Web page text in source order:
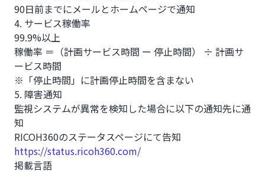
90日前までにメールとホームページで通知
4. サービス稼働率
99.9%以上
稼働率 ＝（計画サービス時間 ー 停止時間） ÷ 計画サ
ービス時間
※「停止時間」に計画停止時間を含まない
5. 障害通知
監視システムが異常を検知した場合に以下の通知先に通
知
RICOH360のステータスページにて告知
https://status.ricoh360.com/
掲載言語